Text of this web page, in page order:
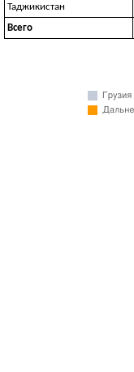
Таджикистан
Всего